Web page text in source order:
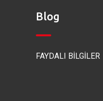
Blog
FAYDALI BİLGİLER